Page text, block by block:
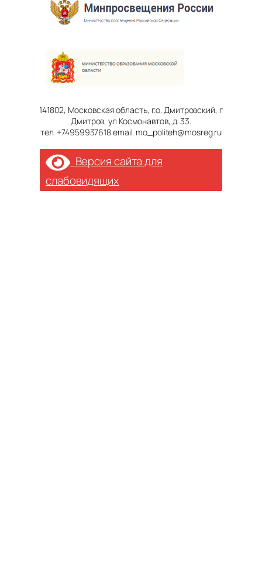
141802, Московская область, г.о. Дмитровский, г
Дмитров, ул Космонавтов, д. 33.
тел. +74959937618 email. mo_politeh@mosreg.ru
Версия сайта для
слабовидящих